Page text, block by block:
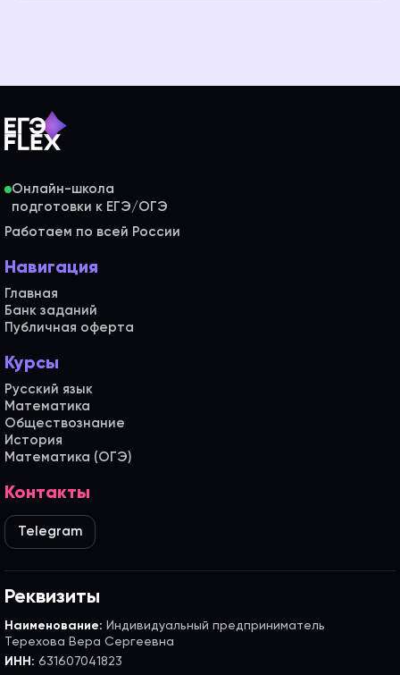
Онлайн-школа
Работаем по всей России
Навигация
Главная
Банк заданий
Публичная оферта
Курсы
Русский язык
Математика
Обществознание
История
Математика (ОГЭ)
Контакты
Telegram
Реквизиты
Наименование: Индивидуальный предприниматель
Терехова Вера Сергеевна
ИНН: 631607041823